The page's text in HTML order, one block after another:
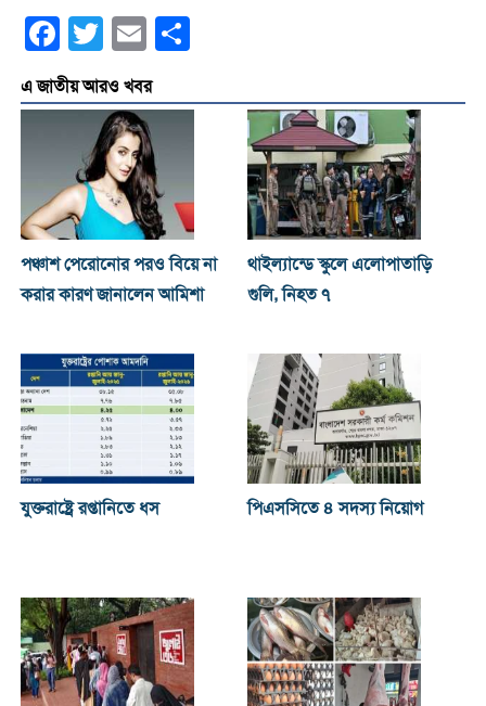
Facebook
Twitter Email
এ জাতীয় আরও খবর
পঞ্চাশ পেরোনোর পরও বিয়ে না
করার কারণ জানালেন আমিশা
থাইল্যান্ডে স্কুলে এলোপাতাড়ি
গুলি, নিহত ৭
যুক্তরাষ্ট্রে রপ্তানিতে ধস পিএসসিতে ৪ সদস্য নিয়োগ